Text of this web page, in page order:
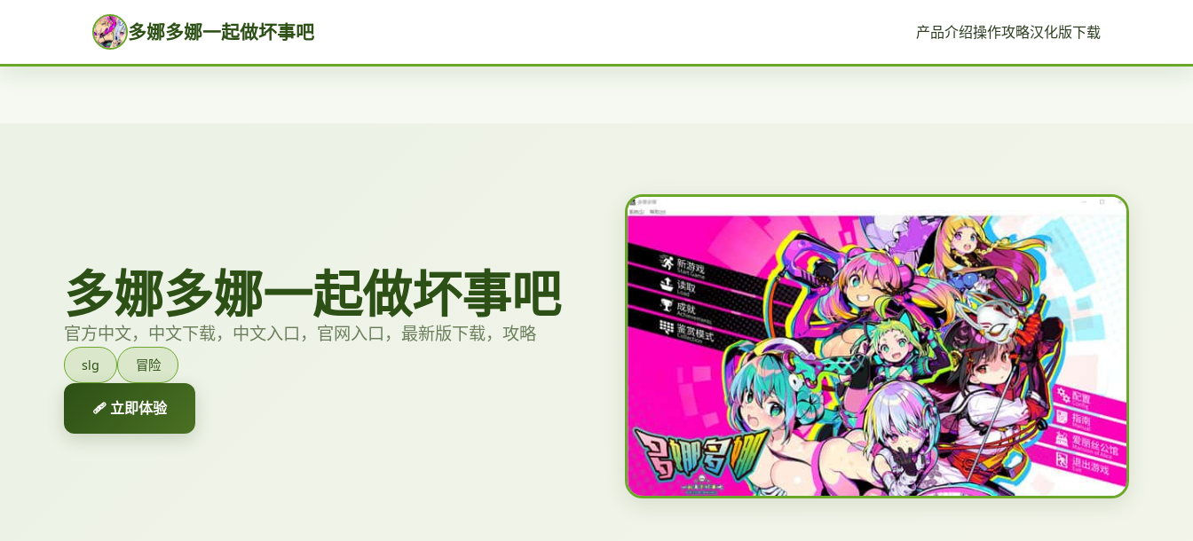
多娜多娜一起做坏事吧 产品介绍操作攻略汉化版下载
多娜多娜一起做坏事吧
官方中文，中文下载，中文入口，官网入口，最新版下载，攻略
slg 冒险
🩹 立即体验